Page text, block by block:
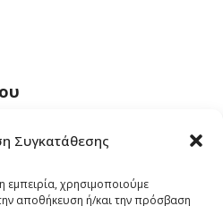
Συγκατάθεσης
εμπειρία, χρησιμοποιούμε
αποθήκευση ή/και την πρόσβαση
Πάρος 84400